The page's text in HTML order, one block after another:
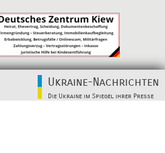
Ukraine-Nachrichten
Die Ukraine im Spiegel ihrer Presse